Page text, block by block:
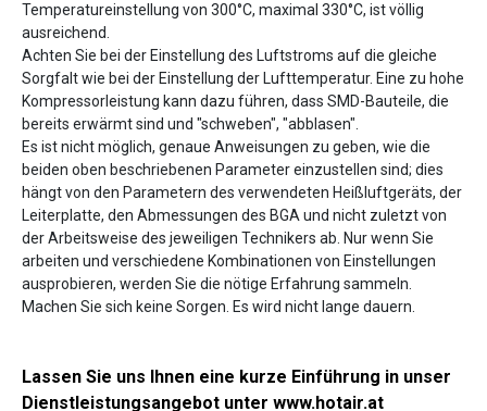
Temperatureinstellung von 300°C, maximal 330°C, ist völlig
ausreichend.
Achten Sie bei der Einstellung des Luftstroms auf die gleiche
Sorgfalt wie bei der Einstellung der Lufttemperatur. Eine zu hohe
Kompressorleistung kann dazu führen, dass SMD-Bauteile, die
bereits erwärmt sind und "schweben", "abblasen".
Es ist nicht möglich, genaue Anweisungen zu geben, wie die
beiden oben beschriebenen Parameter einzustellen sind; dies
hängt von den Parametern des verwendeten Heißluftgeräts, der
Leiterplatte, den Abmessungen des BGA und nicht zuletzt von
der Arbeitsweise des jeweiligen Technikers ab. Nur wenn Sie
arbeiten und verschiedene Kombinationen von Einstellungen
ausprobieren, werden Sie die nötige Erfahrung sammeln.
Machen Sie sich keine Sorgen. Es wird nicht lange dauern.
Lassen Sie uns Ihnen eine kurze Einführung in unser
Dienstleistungsangebot unter www.hotair.at